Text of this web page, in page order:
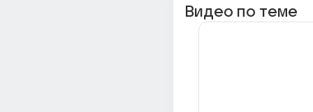
Видео по теме